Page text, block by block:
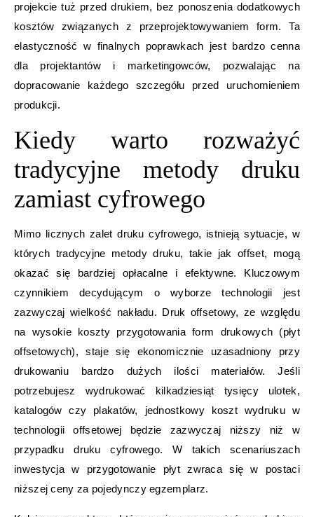
projekcie tuż przed drukiem, bez ponoszenia dodatkowych
kosztów związanych z przeprojektowywaniem form. Ta
elastyczność w finalnych poprawkach jest bardzo cenna
dla projektantów i marketingowców, pozwalając na
dopracowanie każdego szczegółu przed uruchomieniem
produkcji.
Kiedy warto rozważyć
tradycyjne metody druku
zamiast cyfrowego
Mimo licznych zalet druku cyfrowego, istnieją sytuacje, w
których tradycyjne metody druku, takie jak offset, mogą
okazać się bardziej opłacalne i efektywne. Kluczowym
czynnikiem decydującym o wyborze technologii jest
zazwyczaj wielkość nakładu. Druk offsetowy, ze względu
na wysokie koszty przygotowania form drukowych (płyt
offsetowych), staje się ekonomicznie uzasadniony przy
drukowaniu bardzo dużych ilości materiałów. Jeśli
potrzebujesz wydrukować kilkadziesiąt tysięcy ulotek,
katalogów czy plakatów, jednostkowy koszt wydruku w
technologii offsetowej będzie zazwyczaj niższy niż w
przypadku druku cyfrowego. W takich scenariuszach
inwestycja w przygotowanie płyt zwraca się w postaci
niższej ceny za pojedynczy egzemplarz.